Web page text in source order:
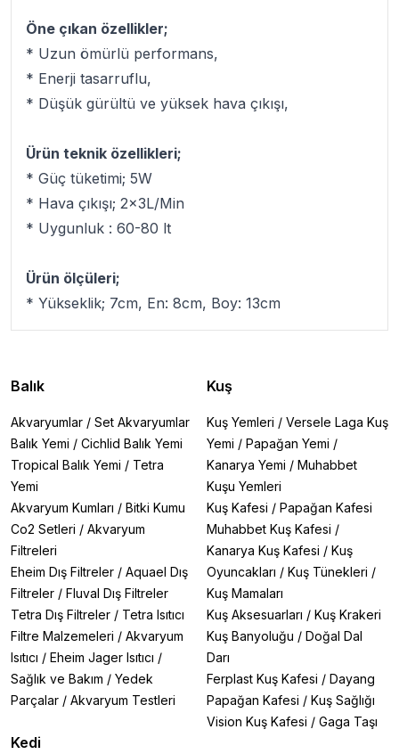
Öne çıkan özellikler;
* Uzun ömürlü performans,
* Enerji tasarruflu,
* Düşük gürültü ve yüksek hava çıkışı,
Ürün teknik özellikleri;
* Güç tüketimi; 5W
* Hava çıkışı; 2x3L/Min
* Uygunluk : 60-80 lt
Ürün ölçüleri;
* Yükseklik; 7cm, En: 8cm, Boy: 13cm
Balık
Akvaryumlar / Set Akvaryumlar
Balık Yemi / Cichlid Balık Yemi
Tropical Balık Yemi / Tetra
Yemi
Akvaryum Kumları / Bitki Kumu
Co2 Setleri / Akvaryum
Filtreleri
Eheim Dış Filtreler / Aquael Dış
Filtreler / Fluval Dış Filtreler
Tetra Dış Filtreler / Tetra Isıtıcı
Filtre Malzemeleri / Akvaryum
Isıtıcı / Eheim Jager Isıtıcı /
Sağlık ve Bakım / Yedek
Parçalar / Akvaryum Testleri
Kedi
Kuş
Kuş Yemleri / Versele Laga Kuş
Yemi / Papağan Yemi /
Kanarya Yemi / Muhabbet
Kuşu Yemleri
Kuş Kafesi / Papağan Kafesi
Muhabbet Kuş Kafesi /
Kanarya Kuş Kafesi / Kuş
Oyuncakları / Kuş Tünekleri /
Kuş Mamaları
Kuş Aksesuarları / Kuş Krakeri
Kuş Banyoluğu / Doğal Dal
Darı
Ferplast Kuş Kafesi / Dayang
Papağan Kafesi / Kuş Sağlığı
Vision Kuş Kafesi / Gaga Taşı